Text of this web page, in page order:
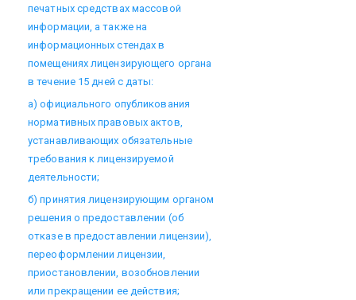
печатных средствах массовой
информации, а также на
информационных стендах в
помещениях лицензирующего органа
в течение 15 дней с даты:
а) официального опубликования
нормативных правовых актов,
устанавливающих обязательные
требования к лицензируемой
деятельности;
б) принятия лицензирующим органом
решения о предоставлении (об
отказе в предоставлении лицензии),
переоформлении лицензии,
приостановлении, возобновлении
или прекращении ее действия;